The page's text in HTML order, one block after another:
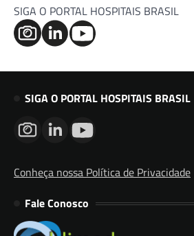
SIGA O PORTAL HOSPITAIS BRASIL
SIGA O PORTAL HOSPITAIS BRASIL
Conheça nossa Política de Privacidade
Fale Conosco